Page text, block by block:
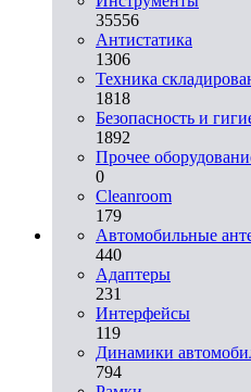
35556
Aнтистатика
1306
Техника
1818
Безопасность и
1892
Прочее
0
Cleanroom
179
Автомобильные
440
Адаптеры
231
Интерфейсы
119
Динамики
794